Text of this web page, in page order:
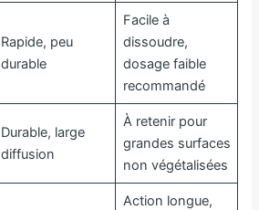
Rapide, peu
durable
Facile à
dissoudre,
dosage faible
recommandé
Durable, large
diffusion
À retenir pour
grandes surfaces
non végétalisées
Action longue,